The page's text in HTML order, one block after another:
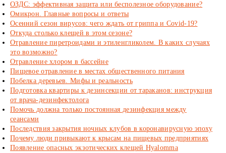
ОЗДС: эффективная защита или бесполезное оборудование?
Омикрон. Главные вопросы и ответы
Осенний сезон вирусов: чего ждать от гриппа и Covid-19?
Откуда столько клещей в этом сезоне?
Отравление пиретроидами и этиленгликолем. В каких случаях
это возможно?
Отравление хлором в бассейне
Пищевое отравление в местах общественного питания
Побелка деревьев. Мифы и реальность
Подготовка квартиры к дезинсекции от тараканов: инструкция
от врача-дезинфектолога
Помочь должна только постоянная дезинфекция между
сеансами
Последствия закрытия ночных клубов в коронавирусную эпоху
Почему люди привыкают к крысам на пищевых предприятиях
Появление опасных экзотических клещей Hyalomma